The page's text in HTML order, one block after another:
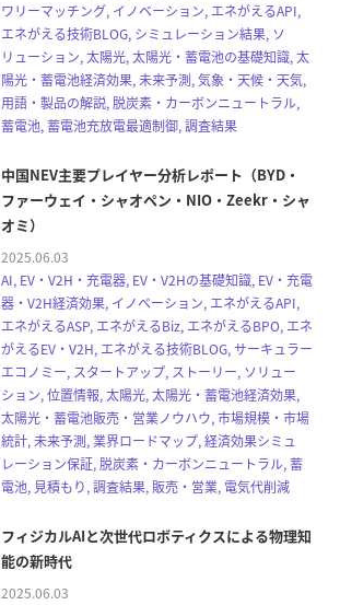
ワリーマッチング, イノベーション, エネがえるAPI,
エネがえる技術BLOG, シミュレーション結果, ソ
リューション, 太陽光, 太陽光・蓄電池の基礎知識, 太
陽光・蓄電池経済効果, 未来予測, 気象・天候・天気,
用語・製品の解説, 脱炭素・カーボンニュートラル,
蓄電池, 蓄電池充放電最適制御, 調査結果
中国NEV主要プレイヤー分析レポート（BYD・
ファーウェイ・シャオペン・NIO・Zeekr・シャ
オミ）
2025.06.03
AI, EV・V2H・充電器, EV・V2Hの基礎知識, EV・充電
器・V2H経済効果, イノベーション, エネがえるAPI,
エネがえるASP, エネがえるBiz, エネがえるBPO, エネ
がえるEV・V2H, エネがえる技術BLOG, サーキュラー
エコノミー, スタートアップ, ストーリー, ソリュー
ション, 位置情報, 太陽光, 太陽光・蓄電池経済効果,
太陽光・蓄電池販売・営業ノウハウ, 市場規模・市場
統計, 未来予測, 業界ロードマップ, 経済効果シミュ
レーション保証, 脱炭素・カーボンニュートラル, 蓄
電池, 見積もり, 調査結果, 販売・営業, 電気代削減
フィジカルAIと次世代ロボティクスによる物理知
能の新時代
2025.06.03